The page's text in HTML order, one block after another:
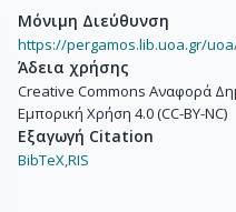
Μόνιμη Διεύθυνση
https://pergamos.lib.uoa.gr/
Άδεια χρήσης
Creative Commons Αναφορά
Εμπορική Χρήση 4.0 (CC-BY-NC)
Εξαγωγή Citation
BibTeX,RIS